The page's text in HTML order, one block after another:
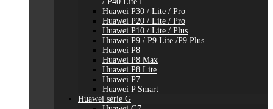
Huawei P30 / Lite / Pro
Huawei P20 / Lite / Pro
Huawei P10 / Lite / Plus
Huawei P9 / P9 Lite /P9 Plus
Huawei P8
Huawei P8 Max
Huawei P8 Lite
Huawei P7
Huawei P Smart
Huawei série G